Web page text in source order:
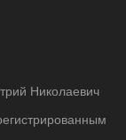
Николаевич